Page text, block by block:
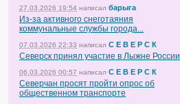
27.03.2026 19:54 написал барыга
Из-за активного снеготаяния
коммунальные службы города...
07.03.2026 22:33 написал С Е В Е Р С К
Северск принял участие в Лыжне России
06.03.2026 00:57 написал С Е В Е Р С К
Северчан просят пройти опрос об
общественном транспорте